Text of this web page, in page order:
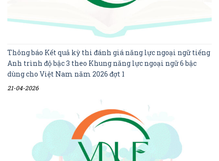
Thông báo Kết quả kỳ thi đánh giá năng lực ngoại ngữ tiếng
Anh trình độ bậc 3 theo Khung năng lực ngoại ngữ 6 bậc
dùng cho Việt Nam năm 2026 đợt 1
21-04-2026